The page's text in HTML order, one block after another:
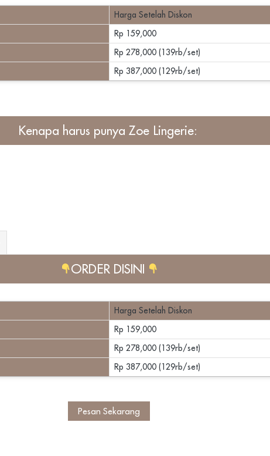
Harga Setelah Diskon
Rp 159,000
Rp 278,000 (139rb/set)
Rp 387,000 (129rb/set)
Kenapa harus punya Zoe Lingerie:
ORDER DISINI
Harga Setelah Diskon
Rp 159,000
Rp 278,000 (139rb/set)
Rp 387,000 (129rb/set)
`
Pesan Sekarang